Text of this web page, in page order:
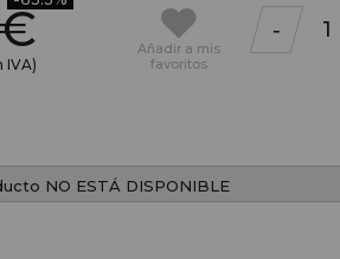
IVA)
Añadira mis
favoritos
-
NO ESTÁ DISPONIBLE